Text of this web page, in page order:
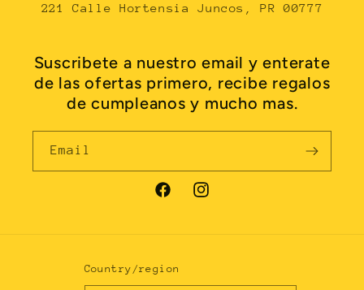
221 Calle Hortensia Juncos, PR 00777
Suscribete a nuestro email y enterate
de las ofertas primero, recibe regalos
de cumpleanos y mucho mas.
Email
FacebookInstagram
Country/region